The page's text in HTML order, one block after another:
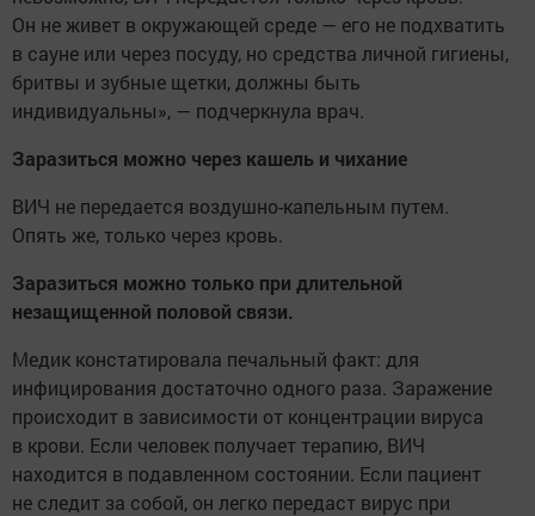
Он не живет в окружающей среде — его не подхватить
в сауне или через посуду, но средства личной гигиены,
бритвы и зубные щетки, должны быть
индивидуальны», — подчеркнула врач.
Заразиться можно через кашель и чихание
ВИЧ не передается воздушно-капельным путем.
Опять же, только через кровь.
Заразиться можно только при длительной
незащищенной половой связи.
Медик констатировала печальный факт: для
инфицирования достаточно одного раза. Заражение
происходит в зависимости от концентрации вируса
в крови. Если человек получает терапию, ВИЧ
находится в подавленном состоянии. Если пациент
не следит за собой, он легко передаст вирус при